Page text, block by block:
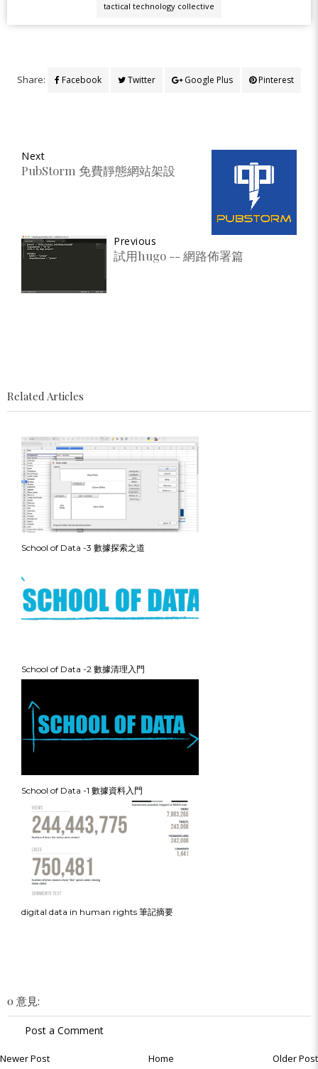
tactical technology collective
Share: Facebook Twitter Google Plus Pinterest
Next
PubStorm 免費靜態網站架設
Previous
試用hugo -- 網路佈署篇
Related Articles
School of Data -3 數據探索之道
School of Data -2 數據清理入門
School of Data -1 數據資料入門
digital data in human rights 筆記摘要
0 意見:
Post a Comment
Newer Post Older Post
Home